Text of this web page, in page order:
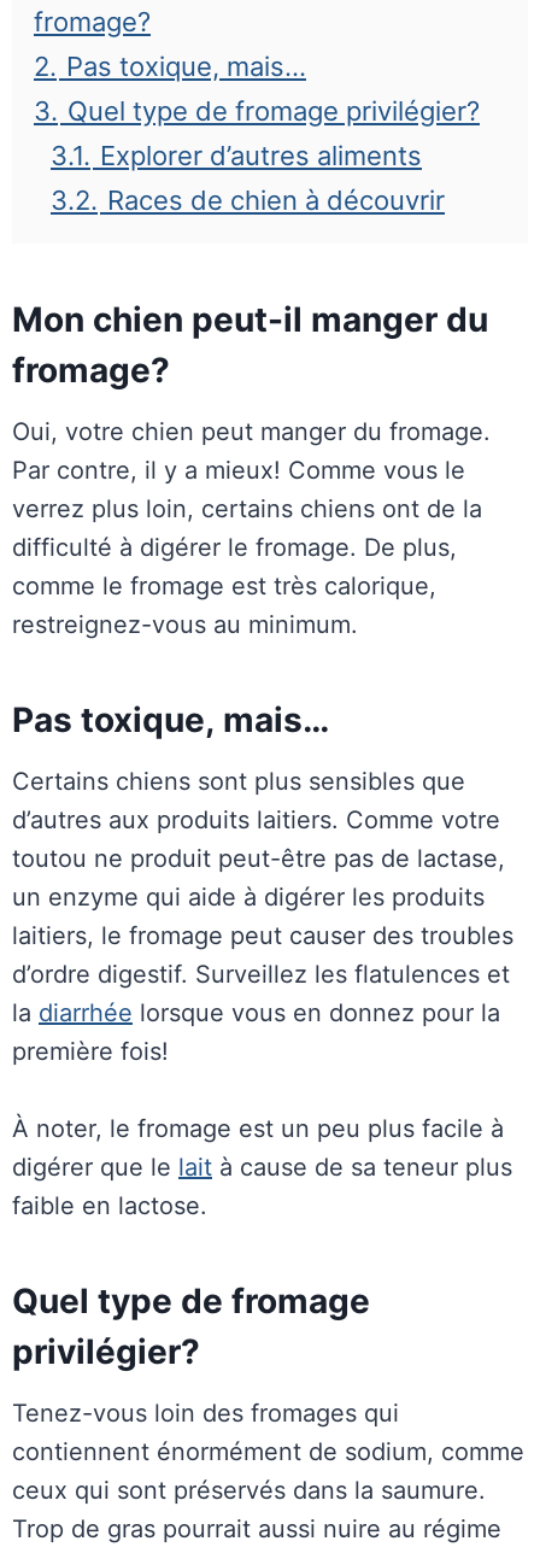
fromage?
2. Pas toxique, mais…
3. Quel type de fromage privilégier?
3.1. Explorer d’autres aliments
3.2. Races de chien à découvrir
Mon chien peut-il manger du
fromage?
Oui, votre chien peut manger du fromage.
Par contre, il y a mieux! Comme vous le
verrez plus loin, certains chiens ont de la
difficulté à digérer le fromage. De plus,
comme le fromage est très calorique,
restreignez-vous au minimum.
Pas toxique, mais…
Certains chiens sont plus sensibles que
d’autres aux produits laitiers. Comme votre
toutou ne produit peut-être pas de lactase,
un enzyme qui aide à digérer les produits
laitiers, le fromage peut causer des troubles
d’ordre digestif. Surveillez les flatulences et
la diarrhée lorsque vous en donnez pour la
première fois!
À noter, le fromage est un peu plus facile à
digérer que le lait à cause de sa teneur plus
faible en lactose.
Quel type de fromage
privilégier?
Tenez-vous loin des fromages qui
contiennent énormément de sodium, comme
ceux qui sont préservés dans la saumure.
Trop de gras pourrait aussi nuire au régime